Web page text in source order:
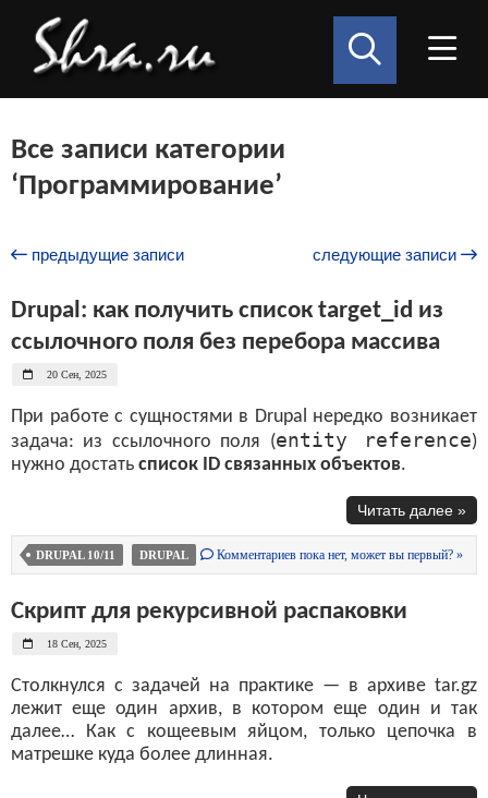
Все записи категории
‘Программирование’
предыдущие записи следующие записи
Drupal: как получить список target_id из
ссылочного поля без перебора массива
20 Сен, 2025
При работе с сущностями в Drupal нередко возникает
задача: из ссылочного поля (entity reference)
нужно достать список ID связанных объектов.
Читать далее »
DRUPAL 10/11 DRUPAL Комментариев пока нет, может вы первый? »
Скрипт для рекурсивной распаковки
18 Сен, 2025
Столкнулся с задачей на практике — в архиве tar.gz
лежит еще один архив, в котором еще один и так
далее… Как с кощеевым яйцом, только цепочка в
матрешке куда более длинная.